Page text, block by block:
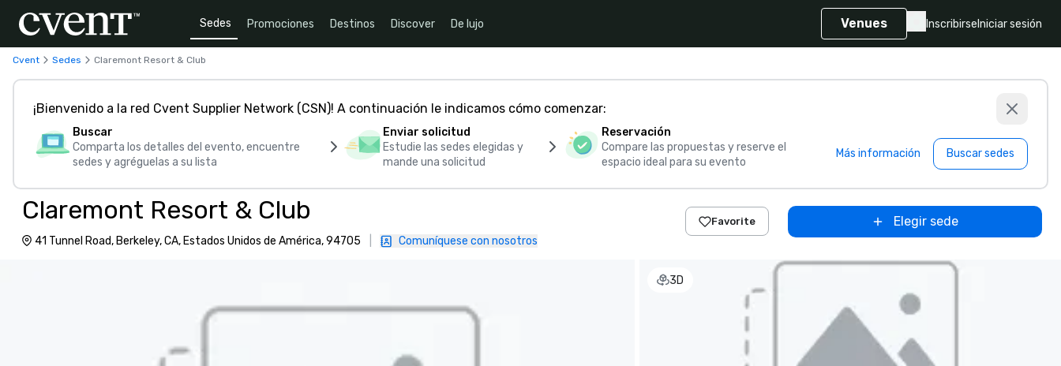
Sedes Promociones Destinos Discover De lujo Venues Inscribirse Iniciar sesión
Cvent Sedes Claremont Resort & Club
¡Bienvenido a la red Cvent Supplier Network (CSN)! A continuación le indicamos cómo comenzar:
Buscar
Comparta los detalles del evento, encuentre
sedes y agréguelas a su lista
Enviar solicitud
Estudie las sedes elegidas y
mande una solicitud
Reservación
Compare las propuestas y reserve el
espacio ideal para su evento
Más información Buscar sedes
Claremont Resort & Club
41 Tunnel Road, Berkeley, CA, Estados Unidos de América, 94705 Comuníquese con nosotros
Favorite Elegir sede
3D